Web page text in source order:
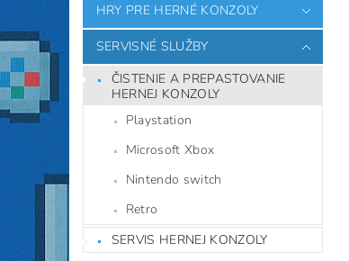
HRY PRE HERNÉ KONZOLY
SERVISNÉ SLUŽBY
ČISTENIE A PREPASTOVANIE
HERNEJ KONZOLY
Playstation
Microsoft Xbox
Nintendo switch
Retro
SERVIS HERNEJ KONZOLY